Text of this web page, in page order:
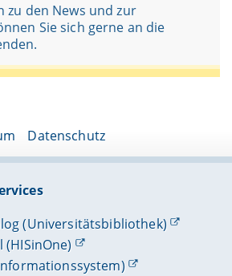
zu den News und zur
Sie sich gerne an die
Datenschutz
(Universitätsbibliothek)